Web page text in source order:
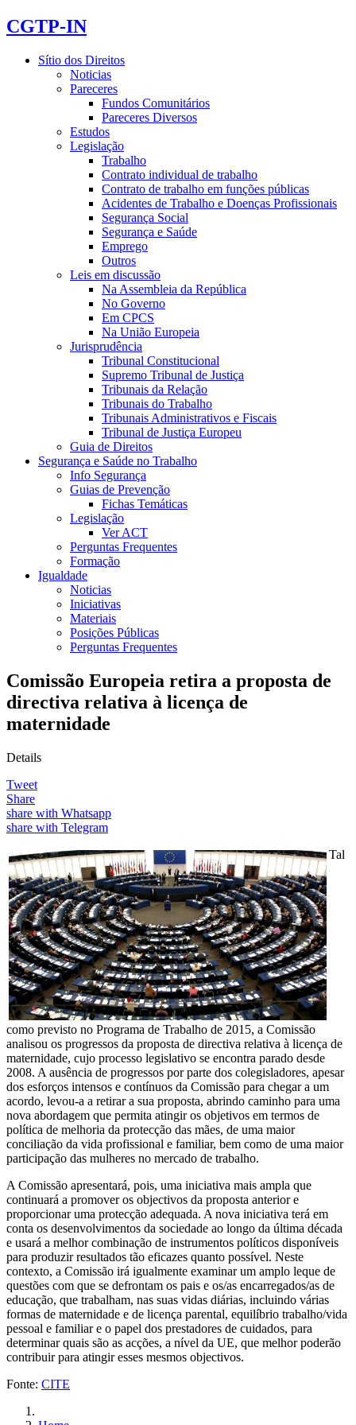
CGTP-IN
Sítio dos Direitos
Noticias
Pareceres
Fundos Comunitários
Pareceres Diversos
Estudos
Legislação
Trabalho
Contrato individual de trabalho
Contrato de trabalho em funções públicas
Acidentes de Trabalho e Doenças Profissionais
Segurança Social
Segurança e Saúde
Emprego
Outros
Leis em discussão
Na Assembleia da República
No Governo
Em CPCS
Na União Europeia
Jurisprudência
Tribunal Constitucional
Supremo Tribunal de Justiça
Tribunais da Relação
Tribunais do Trabalho
Tribunais Administrativos e Fiscais
Tribunal de Justiça Europeu
Guia de Direitos
Segurança e Saúde no Trabalho
Info Segurança
Guias de Prevenção
Fichas Temáticas
Legislação
Ver ACT
Perguntas Frequentes
Formação
Igualdade
Noticias
Iniciativas
Materiais
Posições Públicas
Perguntas Frequentes
Comissão Europeia retira a proposta de
directiva relativa à licença de
maternidade
Details
Tweet
Share
share with Whatsapp
share with Telegram
Tal
como previsto no Programa de Trabalho de 2015, a Comissão
analisou os progressos da proposta de directiva relativa à licença de
maternidade, cujo processo legislativo se encontra parado desde
2008. A ausência de progressos por parte dos colegisladores, apesar
dos esforços intensos e contínuos da Comissão para chegar a um
acordo, levou-a a retirar a sua proposta, abrindo caminho para uma
nova abordagem que permita atingir os objetivos em termos de
política de melhoria da protecção das mães, de uma maior
conciliação da vida profissional e familiar, bem como de uma maior
participação das mulheres no mercado de trabalho.
A Comissão apresentará, pois, uma iniciativa mais ampla que
continuará a promover os objectivos da proposta anterior e
proporcionar uma protecção adequada. A nova iniciativa terá em
conta os desenvolvimentos da sociedade ao longo da última década
e usará a melhor combinação de instrumentos políticos disponíveis
para produzir resultados tão eficazes quanto possível. Neste
contexto, a Comissão irá igualmente examinar um amplo leque de
questões com que se defrontam os pais e os/as encarregados/as de
educação, que trabalham, nas suas vidas diárias, incluindo várias
formas de maternidade e de licença parental, equilíbrio trabalho/vida
pessoal e familiar e o papel dos prestadores de cuidados, para
determinar quais são as acções, a nível da UE, que melhor poderão
contribuir para atingir esses mesmos objectivos.
Fonte: CITE